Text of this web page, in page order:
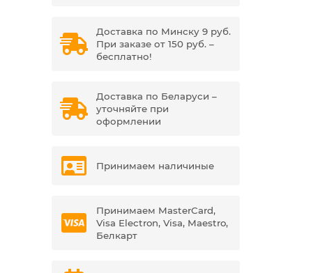
Доставка по Минску 9 руб.
При заказе от 150 руб. –
бесплатно!
Доставка по Беларуси –
уточняйте при
оформлении
Принимаем наличиные
Принимаем MasterCard,
Visa Electron, Visa, Maestro,
Белкарт